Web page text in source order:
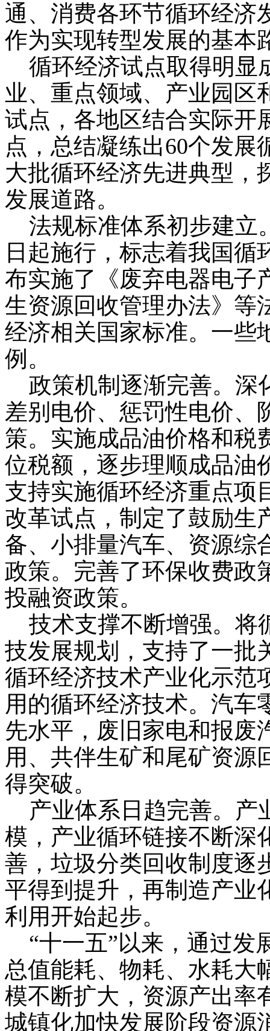
通、消费各环节循环经济
作为实现转型发展的基本
循环经济试点取得明显
业、重点领域、产业园区
试点，各地区结合实际开
点，总结凝练出60个发
大批循环经济先进典型，
发展道路。
法规标准体系初步建立
日起施行，标志着我国
布实施了《废弃电器电子
生资源回收管理办法》等
经济相关国家标准。一些
例。
政策机制逐渐完善。深
差别电价、惩罚性电价、
策。实施成品油价格和税
位税额，逐步理顺成品油
支持实施循环经济重点项
改革试点，制定了鼓励生
备、小排量汽车、资源综
政策。完善了环保收费政
投融资政策。
技术支撑不断增强。将
技发展规划，支持了一批
循环经济技术产业化示范
用的循环经济技术。汽车
先水平，废旧家电和报废
用、共伴生矿和尾矿资源
得突破。
产业体系日趋完善。产
模，产业循环链接不断深
善，垃圾分类回收制度逐
平得到提升，再制造产业
利用开始起步。
“十一五”以来，通过发
总值能耗、物耗、水耗大
模不断扩大，资源产出率
城镇化加快发展阶段资源